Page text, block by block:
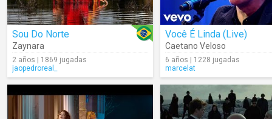
Sou Do Norte
Zaynara
2 años | 1869 jugadas
jaopedroreal_
Você É Linda (Live)
Caetano Veloso
6 años | 1228 jugadas
marcelat